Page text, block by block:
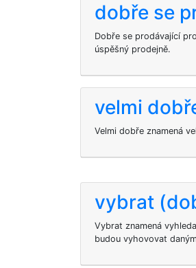
dobře se
Dobře se prodávající
úspěšný prodejně.
velmi
Velmi dobře znamená
vybrat
Vybrat znamená
budou vyhovovat